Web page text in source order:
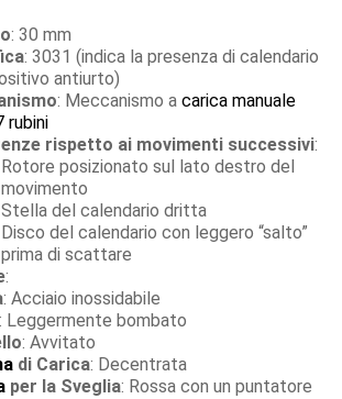
: 30 mm
: 3031 (indica la presenza di calendario
antiurto)
: Meccanismo acarica manuale
rubini
rispetto ai movimenti successivi:
Rotore posizionato sul lato destro del
movimento
Stella del calendario dritta
Disco del calendario con leggero “salto”
prima di scattare
:
: Acciaio inossidabile
: Leggermente bombato
: Avvitato
di Carica: Decentrata
per la Sveglia: Rossa con un puntatore